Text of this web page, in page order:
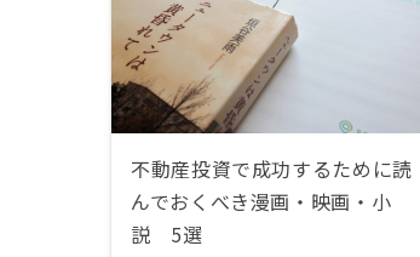
不動産投資で成功するために読
んでおくべき漫画・映画・小
説 5選